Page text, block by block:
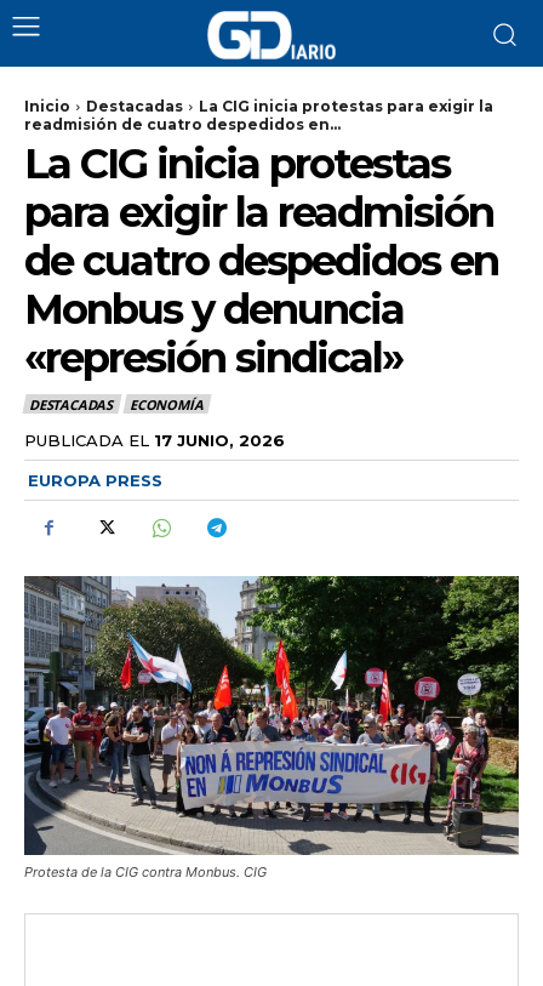
Inicio Destacadas
La CIG inicia protestas para exigir la
readmisión de cuatro despedidos en...
La CIG inicia protestas
para exigir la readmisión
de cuatro despedidos en
Monbus y denuncia
«represión sindical»
DESTACADAS ECONOMÍA
PUBLICADA EL 17 JUNIO, 2026
EUROPA PRESS
Protesta de la CIG contra Monbus. CIG